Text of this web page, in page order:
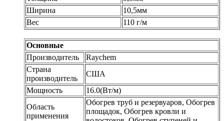
Ширина
10,5мм
Вес
110 г/м
Основные
Производитель
Raychem
Страна
производитель
США
Мощность
16.0(Вт/м)
Область
применения
Обогрев труб и резервуаров, Обогрев
площадок, Обогрев кровли и